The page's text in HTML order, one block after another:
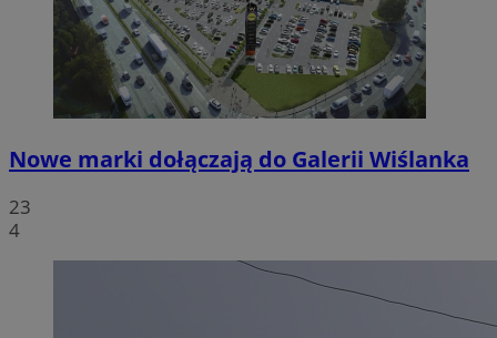
Nowe marki dołączają do Galerii Wiślanka
23
4